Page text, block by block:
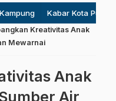
Kabar Kota Pulau
Kreativitas Anak
Mewarnai
Anak
Air